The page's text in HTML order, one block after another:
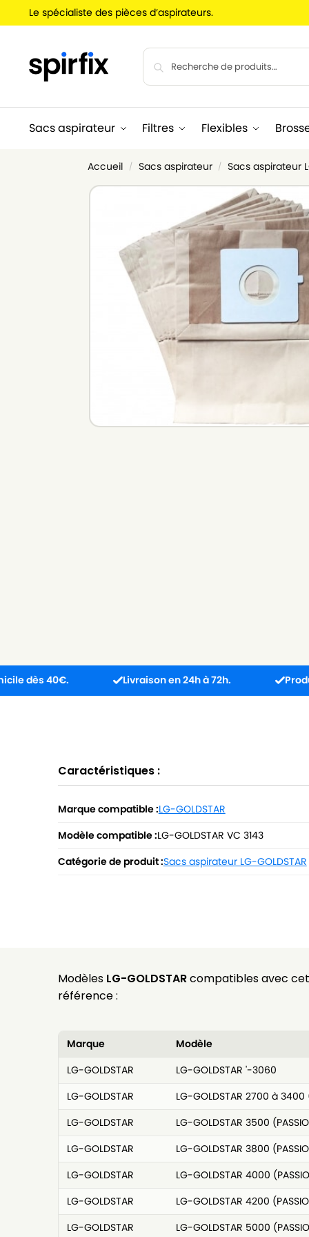
Le spécialiste des pièces d’aspirateurs.
Sacs aspirateur Filtres Flexibles
Accueil / Sacs aspirateur / Sacs aspirateur
Livraison en 24h à 72h. Produit reçu
Caractéristiques :
Marque compatible :LG-GOLDSTAR
Modèle compatible :LG-GOLDSTAR VC 3143
Catégorie de produit :Sacs aspirateur LG-GOLDSTAR
Modèles LG-GOLDSTARcompatibles avec
référence :
Marque
Modèle
LG-GOLDSTAR
LG-GOLDSTAR '-3060
LG-GOLDSTAR
LG-GOLDSTAR 2700 à 3400
LG-GOLDSTAR
LG-GOLDSTAR 3500
LG-GOLDSTAR
LG-GOLDSTAR 3800
LG-GOLDSTAR
LG-GOLDSTAR 4000
LG-GOLDSTAR
LG-GOLDSTAR 4200
LG-GOLDSTAR
LG-GOLDSTAR 5000